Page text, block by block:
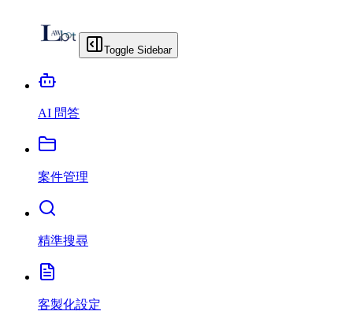
Toggle Sidebar
AI 問答
案件管理
精準搜尋
客製化設定